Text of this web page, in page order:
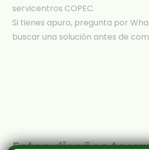
servicentros COPEC.
Si tienes apuro, pregunta por
buscar una solución antes de